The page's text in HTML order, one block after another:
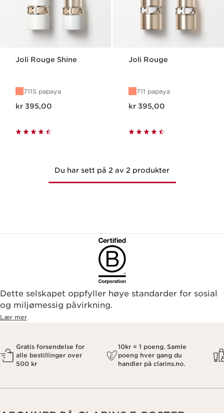
Joli Rouge Shine
711S papaya
kr 395,00
Joli Rouge
711 papaya
kr 395,00
Du har sett på 2 av 2 produkter
Dette selskapet oppfyller høye standarder for sosial
og miljømessig påvirkning.
Lær mer
Gratis forsendelse for
alle bestillinger over
500 kr
10kr = 1 poeng. Samle
poeng hver gang du
handler på clarins.no.